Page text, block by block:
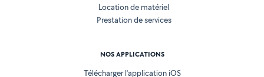
Location de matériel
Prestation de services
NOS APPLICATIONS
Télécharger l’application iOS